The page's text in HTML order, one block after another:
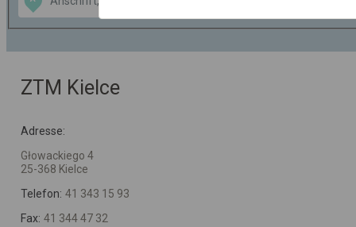
OpenStreetMap
GeoLite data by
ZTM Kielce
Adresse:
Głowackiego 4
25-368 Kielce
Telefon: 41 343 15 93
Fax: 41 344 47 32